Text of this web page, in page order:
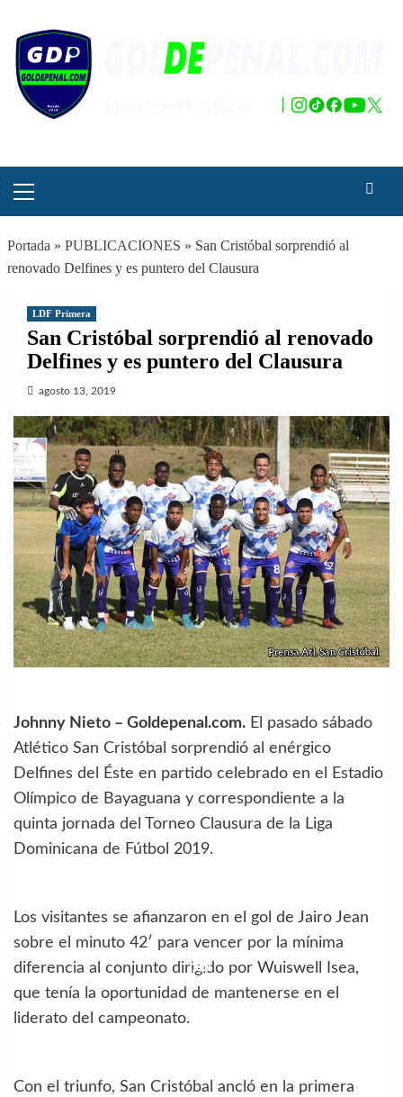
contenido
principal
Portada » PUBLICACIONES » San Cristóbal sorprendió al
renovado Delfines y es puntero del Clausura
LDF Primera
San Cristóbal sorprendió al renovado
Delfines y es puntero del Clausura
agosto 13, 2019
Johnny Nieto – Goldepenal.com. El pasado sábado
Atlético San Cristóbal sorprendió al enérgico
Delfines del Éste en partido celebrado en el Estadio
Olímpico de Bayaguana y correspondiente a la
quinta jornada del Torneo Clausura de la Liga
Dominicana de Fútbol 2019.
Los visitantes se afianzaron en el gol de Jairo Jean
sobre el minuto 42′ para vencer por la mínima
diferencia al conjunto dirigido por Wuiswell Isea,
que tenía la oportunidad de mantenerse en el
liderato del campeonato.
Con el triunfo, San Cristóbal ancló en la primera